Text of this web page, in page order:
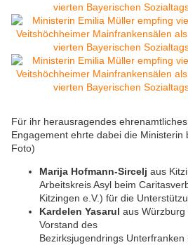
Für ihr herausragendes
Engagement ehrte dabei die Ministerin
Foto)
Marija Hofmann-Sircelj aus
Arbeitskreis Asyl beim
Kitzingen e.V.) für die
Kardelen Yasarul aus
Vorstand des
Bezirksjugendrings